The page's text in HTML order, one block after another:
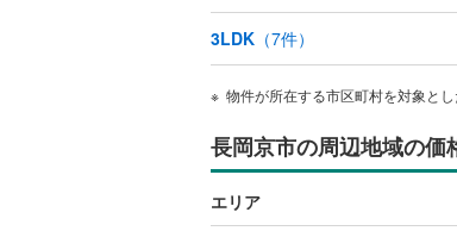
3LDK （7件）
物件が所在する市区町村を対象とし
長岡京市の周辺地域の価
エリア